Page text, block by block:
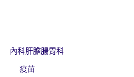
內科肝膽腸胃科
疫苗